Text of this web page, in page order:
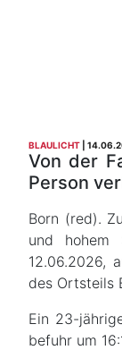
BLAULICHT
Von der
Person
Born (red).
und hohem
12.06.2026,
des Ortsteils
Ein 23-
befuhr um